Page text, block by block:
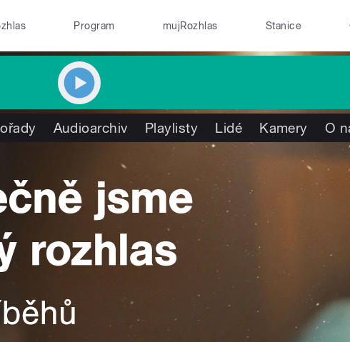
Program mujRozhlas Stanice
Audioarchiv Playlisty Lidé Kamery O